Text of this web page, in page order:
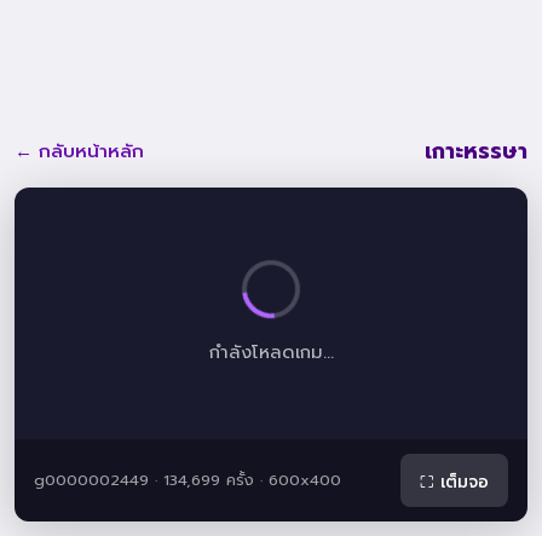
← กลับหน้าหลัก เกาะหรรษา
กำลังโหลดเกม...
g0000002449 · 134,699 ครั้ง · 600x400 ⛶ เต็มจอ